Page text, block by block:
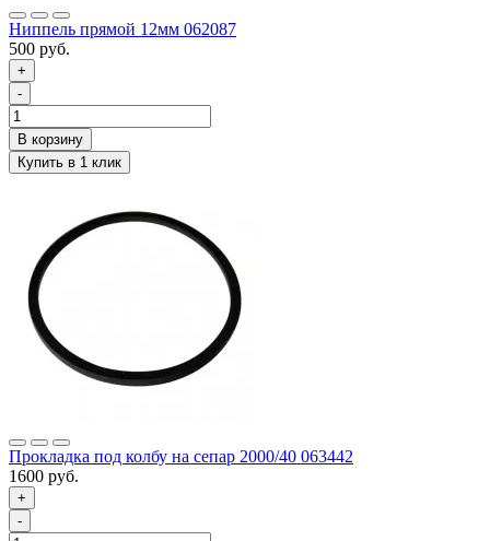
Ниппель прямой 12мм 062087
500 руб.
+
-
Прокладка под колбу на сепар 2000/40 063442
1600 руб.
+
-